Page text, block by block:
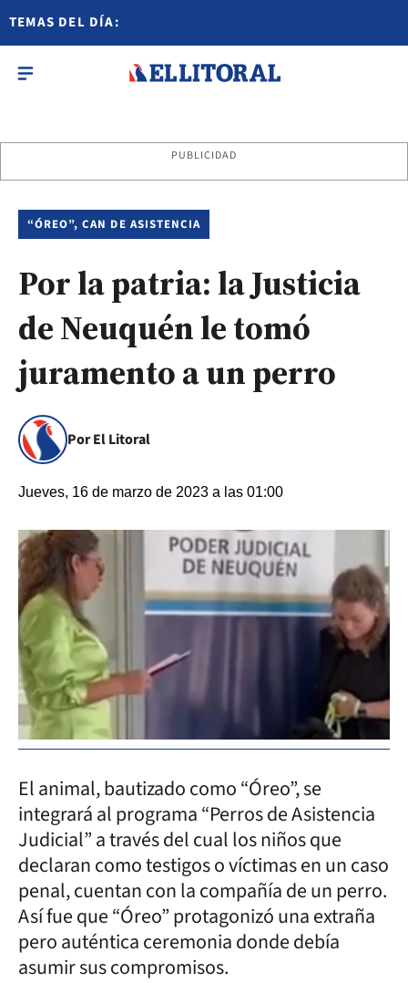
TEMAS DEL DÍA:
PUBLICIDAD
“ÓREO”, CAN DE ASISTENCIA
Por la patria: la Justicia
de Neuquén le tomó
juramento a un perro
Por El Litoral
Jueves, 16 de marzo de 2023 a las 01:00
El animal, bautizado como “Óreo”, se
integrará al programa “Perros de Asistencia
Judicial” a través del cual los niños que
declaran como testigos o víctimas en un caso
penal, cuentan con la compañía de un perro.
Así fue que “Óreo” protagonizó una extraña
pero auténtica ceremonia donde debía
asumir sus compromisos.